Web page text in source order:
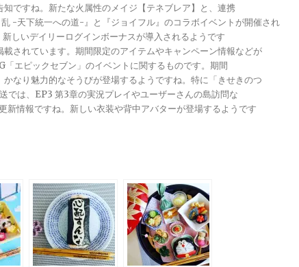
知ですね。新たな火属性のメイジ【テネブレア】と、連携
-天下統一への道-』と『ジョイフル』のコラボイベントが開催され
しいデイリーログインボーナスが導入されるようです
載されています。期間限定のアイテムやキャンペーン情報などが
「エピックセブン」のイベントに関するものです。期間
なり魅力的なそうびが登場するようですね。特に「きせきのつ
では、EP3 第3章の実況プレイやユーザーさんの島訪問な
情報ですね。新しい衣装や背中アバターが登場するようです